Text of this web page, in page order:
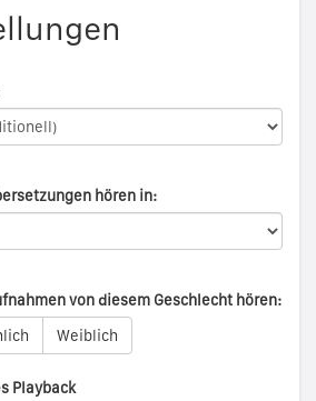
hören in:
von diesem Geschlecht hören:
Weiblich
Playback